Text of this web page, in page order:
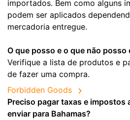
importados. Bem como alguns
podem ser aplicados
mercadoria entregue.
O que posso e o que não posso
Verifique a lista de produtos e
de fazer uma compra.
Forbidden Goods
Preciso pagar taxas e impostos
enviar para Bahamas?